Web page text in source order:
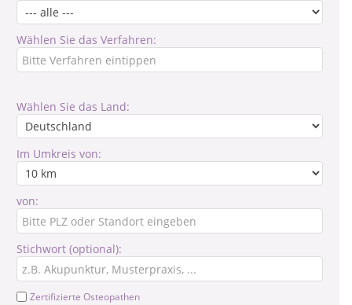
Wählen Sie das Verfahren:
Wählen Sie das Land:
Im Umkreis von:
von:
Stichwort (optional):
Zertifizierte Osteopathen